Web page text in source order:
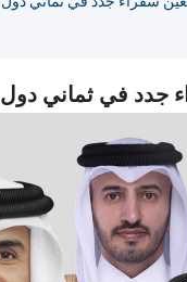
جدد في ثماني دول